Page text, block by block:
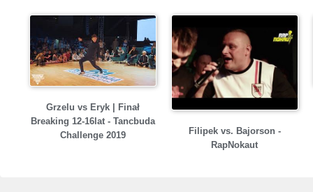
Grzelu vs Eryk | Finał
Breaking 12-16lat - Tancbuda
Challenge 2019
Filipek vs. Bajorson -
RapNokaut